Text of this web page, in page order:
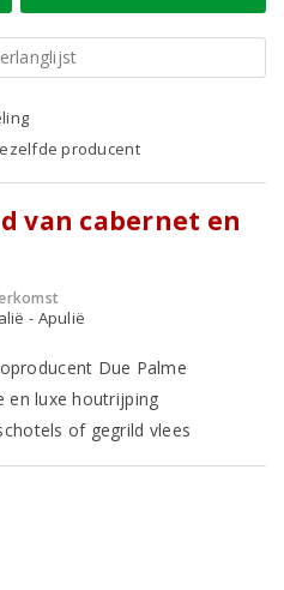
producent
van cabernet en
- Apulië
Due Palme
en luxe houtrijping
of gegrild vlees